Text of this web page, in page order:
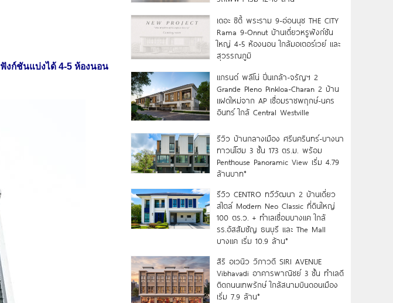
ฟังก์ชันแบ่งได้ 4-5 ห้องนอน
เดอะ ซิตี้ พระราม 9-อ่อนนุช THE CITY
Rama 9-Onnut บ้านเดี่ยวหรูฟังก์ชัน
ใหญ่ 4-5 ห้องนอน ใกล้มอเตอร์เวย์ และ
สุวรรณภูมิ
แกรนด์ พลีโน่ ปิ่นเกล้า-จรัญฯ 2
Grande Pleno Pinkloa-Charan 2 บ้าน
แฝดใหม่จาก AP เชื่อมราชพฤกษ์-นคร
อินทร์ ใกล้ Central Westville
รีวิว บ้านกลางเมือง ศรีนครินทร์-บางนา
ทาวน์โฮม 3 ชั้น 173 ตร.ม. พร้อม
Penthouse Panoramic View เริ่ม 4.79
ล้านบาท*
รีวิว CENTRO ทวีวัฒนา 2 บ้านเดี่ยว
สไตล์ Modern Neo Classic ที่ดินใหญ่
100 ตร.ว. + ทำเลเชื่อมบางแค ใกล้
รร.อัสสัมชัญ ธนบุรี และ The Mall
บางแค เริ่ม 10.9 ล้าน*
สิริ อเวนิว วิภาวดี SIRI AVENUE
Vibhavadi อาคารพาณิชย์ 3 ชั้น ทำเลดี
ติดถนนเทพรักษ์ ใกล้สนามบินดอนเมือง
เริ่ม 7.9 ล้าน*